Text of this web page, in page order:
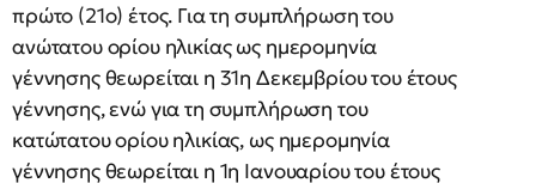
πρώτο (21ο) έτος. Για τη συμπλήρωση του
ανώτατου ορίου ηλικίας ως ημερομηνία
γέννησης θεωρείται η 31η Δεκεμβρίου του έτους
γέννησης, ενώ για τη συμπλήρωση του
κατώτατου ορίου ηλικίας, ως ημερομηνία
γέννησης θεωρείται η 1η Ιανουαρίου του έτους